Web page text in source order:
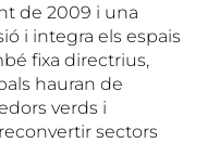
de 2009 i una
i integra els espais
fixa directrius,
hauran de
verds i
sectors